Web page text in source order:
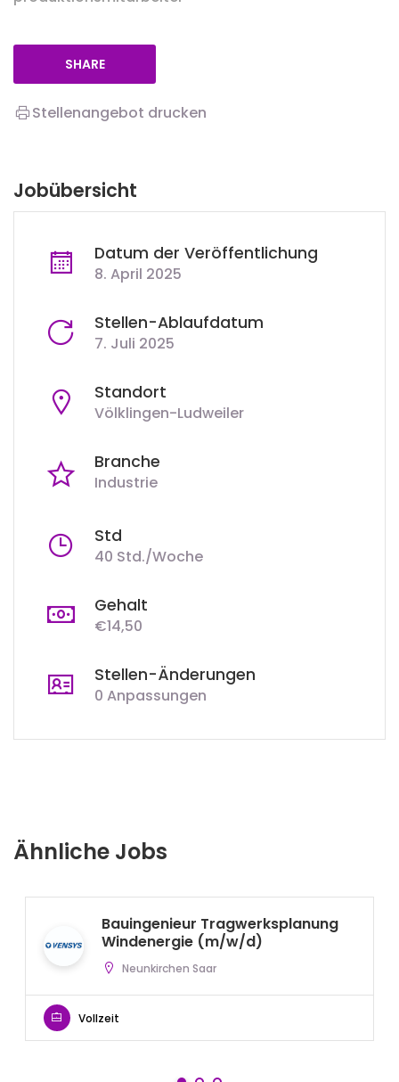
SHARE
Stellenangebot drucken
Jobübersicht
Datum der Veröffentlichung
8. April 2025
Stellen-Ablaufdatum
7. Juli 2025
Standort
Völklingen-Ludweiler
Branche
Industrie
Std
40 Std./Woche
Gehalt
€14,50
Stellen-Änderungen
0 Anpassungen
Ähnliche Jobs
Bauingenieur Tragwerksplanung
Windenergie (m/w/d)
Neunkirchen Saar
Vollzeit